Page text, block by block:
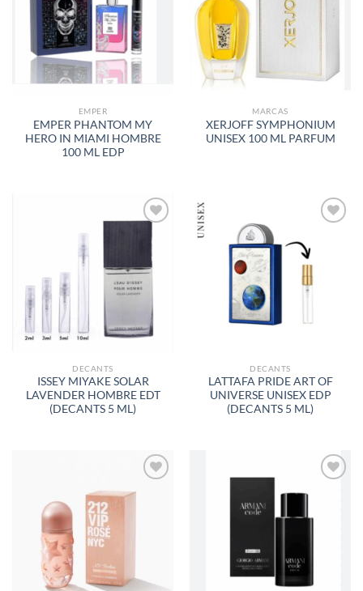
LISTA
DE
DESEOS
EMPER
EMPER PHANTOM MY
HERO IN MIAMI HOMBRE
100 ML EDP
MARCAS
XERJOFF SYMPHONIUM
UNISEX 100 ML PARFUM
AÑADIR
DE
DESEOS
DECANTS
ISSEY MIYAKE SOLAR
LAVENDER HOMBRE EDT
(DECANTS 5 ML)
A LA
LISTA
DE
DESEOS
DECANTS
LATTAFA PRIDE ART OF
UNIVERSE UNISEX EDP
(DECANTS 5 ML)
AÑADIR
AÑADIR
LISTA